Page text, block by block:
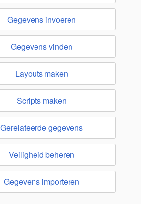
Gegevens invoeren
Gegevens vinden
Layouts maken
Scripts maken
Gerelateerde gegevens
Veiligheid beheren
Gegevens importeren